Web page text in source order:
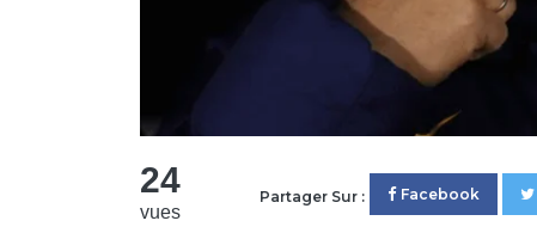
24
vues
Partager Sur : Facebook